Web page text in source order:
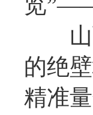
山西
的绝
精准